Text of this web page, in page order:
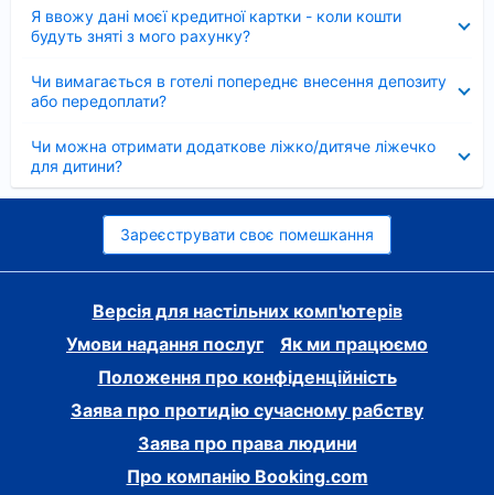
Я ввожу дані моєї кредитної картки - коли кошти
будуть зняті з мого рахунку?
Чи вимагається в готелі попереднє внесення депозиту
або передоплати?
Чи можна отримати додаткове ліжко/дитяче ліжечко
для дитини?
Зареєструвати своє помешкання
Версія для настільних комп'ютерів
Умови надання послуг
Як ми працюємо
Положення про конфіденційність
Заява про протидію сучасному рабству
Заява про права людини
Про компанію Booking.com